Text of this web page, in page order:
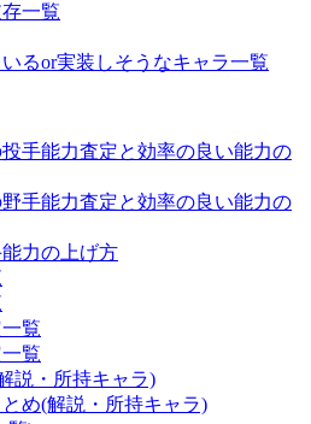
一覧
るor実装しそうなキャラ一覧
手能力査定と効率の良い能力の
手能力査定と効率の良い能力の
力の上げ方
覧
覧
説・所持キャラ)
め(解説・所持キャラ)